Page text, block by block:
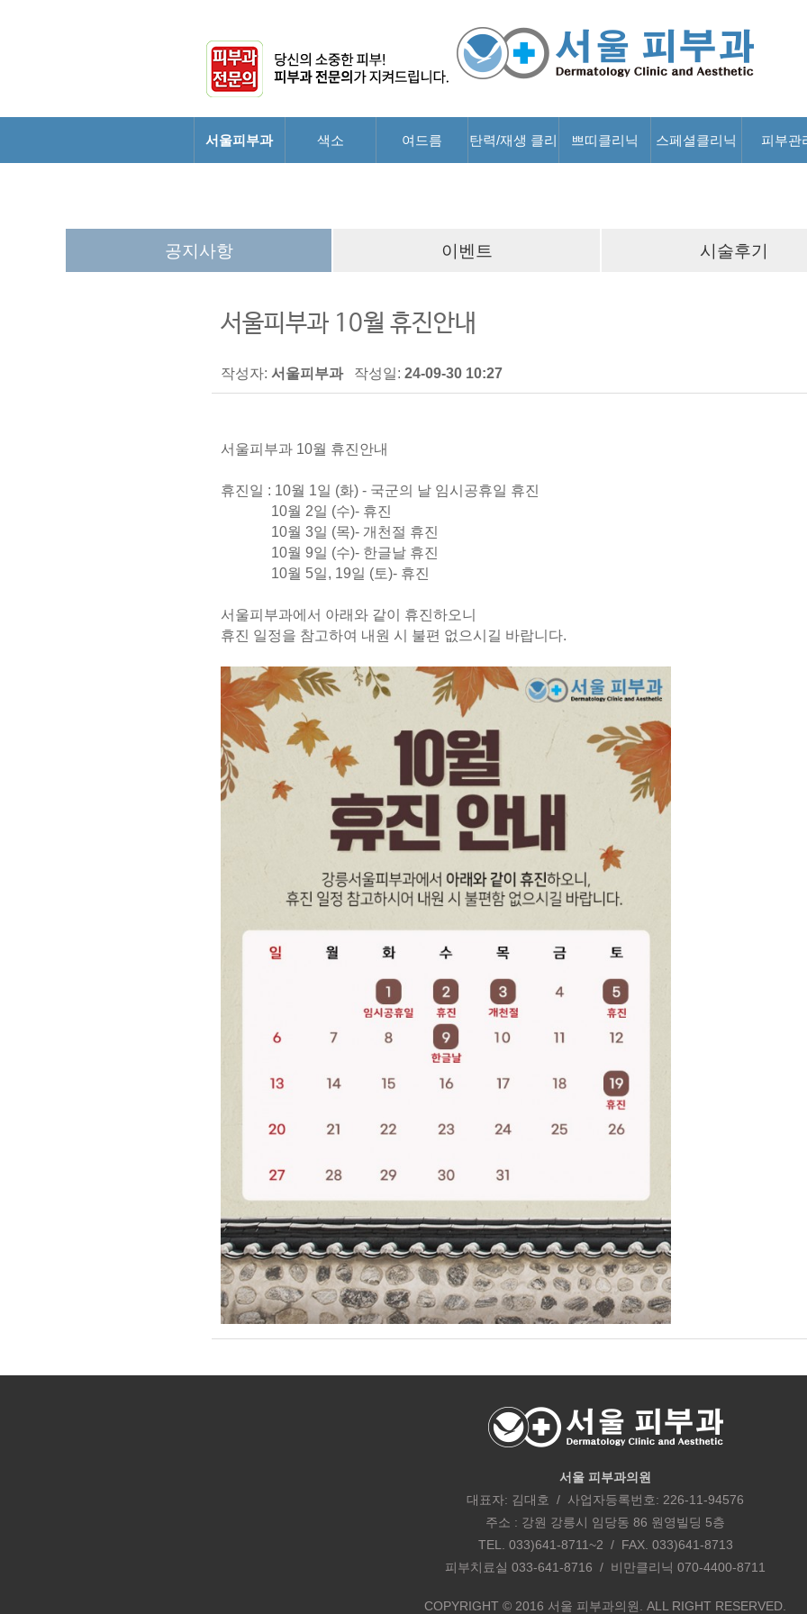
서울피부과 색소 여드름 탄력/재생 클리 쁘띠클리닉 스페셜클리닉 피부관
공지사항 이벤트 시술후기
서울피부과 10월 휴진안내
작성자:서울피부과 작성일:24-09-30 10:27
서울피부과 10월 휴진안내
휴진일 : 10월 1일 (화) - 국군의 날 임시공휴일 휴진
10월 2일 (수)- 휴진
10월 3일 (목)- 개천절 휴진
10월 9일 (수)- 한글날 휴진
10월 5일, 19일 (토)- 휴진
서울피부과에서 아래와 같이 휴진하오니
휴진 일정을 참고하여 내원 시 불편 없으시길 바랍니다.
서울 피부과의원
대표자: 김대호 / 사업자등록번호: 226-11-94576
주소 : 강원 강릉시 임당동 86 원영빌딩 5층
TEL. 033)641-8711~2 / FAX. 033)641-8713
피부치료실 033-641-8716 / 비만클리닉 070-4400-8711
COPYRIGHT © 2016 서울 피부과의원. ALL RIGHT RESERVED.